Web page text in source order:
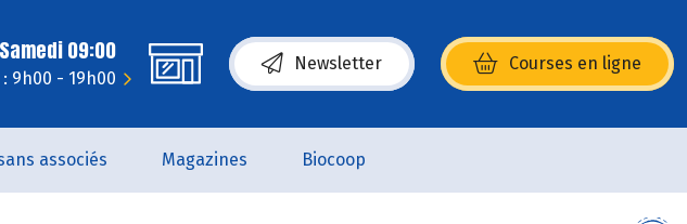
09:00
9h00 - 19h00
Newsletter Courses en ligne
(s’ouvre dans une nouvelle fenêtre)
associés Magazines Biocoop